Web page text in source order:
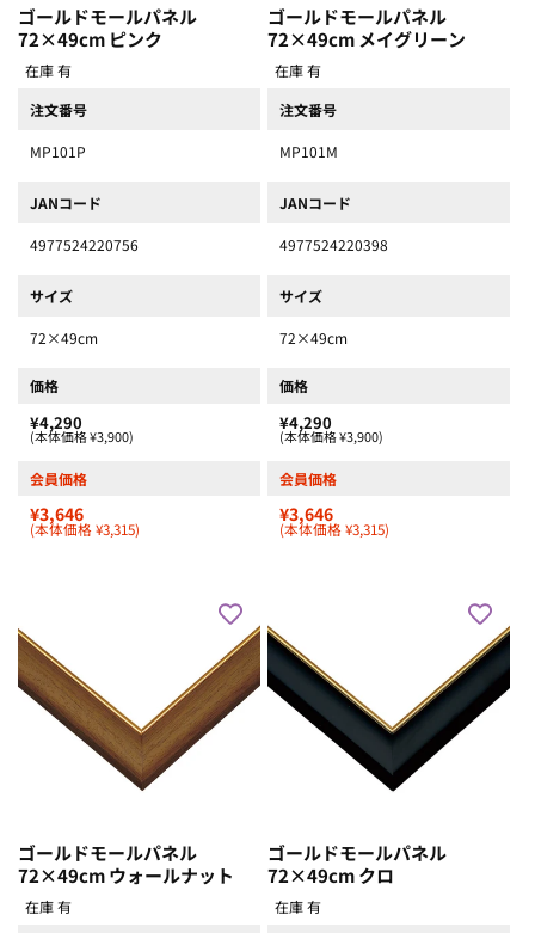
ゴールドモールパネル
72×49cm ピンク
在庫 有
注文番号
MP101P
JANコード
4977524220756
サイズ
72×49cm
価格
¥4,290
(本体価格 ¥3,900)
会員価格
¥3,646
(本体価格 ¥3,315)
ゴールドモールパネル
72×49cm メイグリーン
在庫 有
注文番号
MP101M
JANコード
4977524220398
サイズ
72×49cm
価格
¥4,290
(本体価格 ¥3,900)
会員価格
¥3,646
(本体価格 ¥3,315)
ゴールドモールパネル
72×49cm ウォールナット
在庫 有
ゴールドモールパネル
72×49cm クロ
在庫 有